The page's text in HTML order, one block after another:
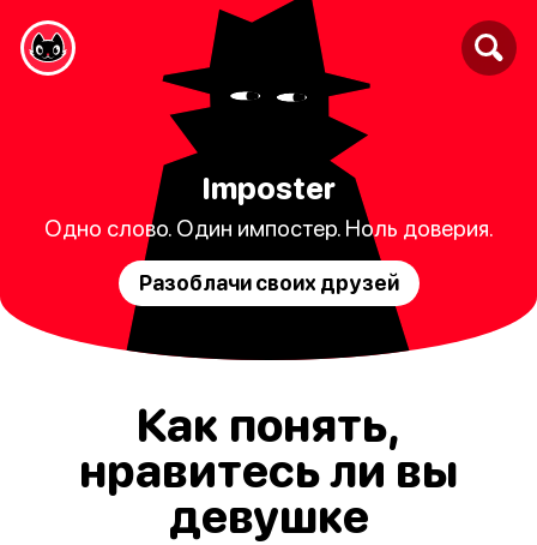
Imposter
Одно слово. Один импостер. Ноль доверия.
Разоблачи своих друзей
Как понять,
нравитесь ли вы
девушке